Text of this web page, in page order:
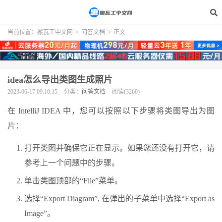
当前位置： 搬瓦工中文网 > 问答文档 > 正文
idea怎么导出类图生成照片
2023-06-17 09:10:15 分类： 问答文档 阅读(3260)
在 IntelliJ IDEA 中，您可以按照以下步骤将类图导出为图
片：
打开类图并确保它正在显示。如果您还没有打开它，请
参考上一个问题中的步骤。
单击类图顶部的“File”菜单。
选择“Export Diagram”, 在弹出的子菜单中选择“Export as
Image”。